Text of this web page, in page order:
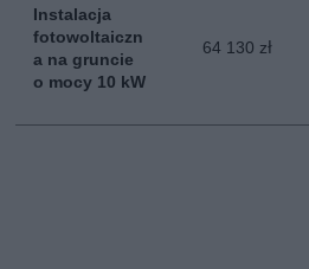
Instalacja
fotowoltaiczn
a na gruncie
o mocy 10 kW
64 130 zł